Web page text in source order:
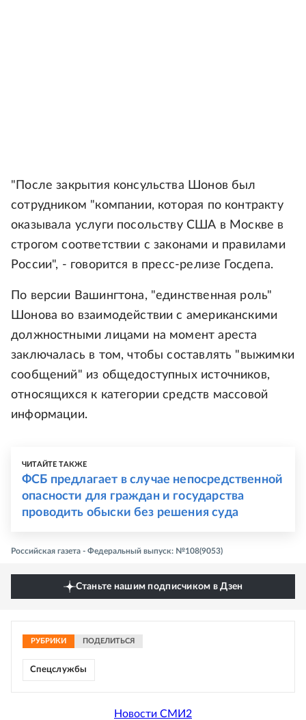
"После закрытия консульства Шонов был
сотрудником "компании, которая по контракту
оказывала услуги посольству США в Москве в
строгом соответствии с законами и правилами
России", - говорится в пресс-релизе Госдепа.
По версии Вашингтона, "единственная роль"
Шонова во взаимодействии с американскими
должностными лицами на момент ареста
заключалась в том, чтобы составлять "выжимки
сообщений" из общедоступных источников,
относящихся к категории средств массовой
информации.
ЧИТАЙТЕ ТАКЖЕ
ФСБ предлагает в случае непосредственной
опасности для граждан и государства
проводить обыски без решения суда
Российская газета - Федеральный выпуск: №108(9053)
Станьте нашим подписчиком в Дзен
РУБРИКИ ПОДЕЛИТЬСЯ
Спецслужбы
Новости СМИ2